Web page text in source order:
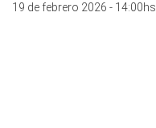
19 de febrero 2026 - 14:00hs